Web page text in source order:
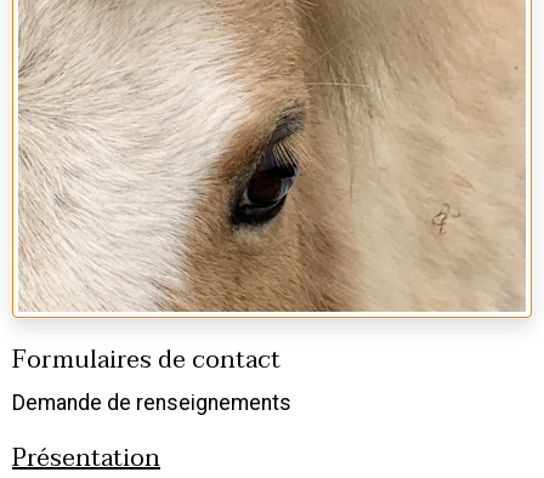
Formulaires de contact
Demande de renseignements
Présentation